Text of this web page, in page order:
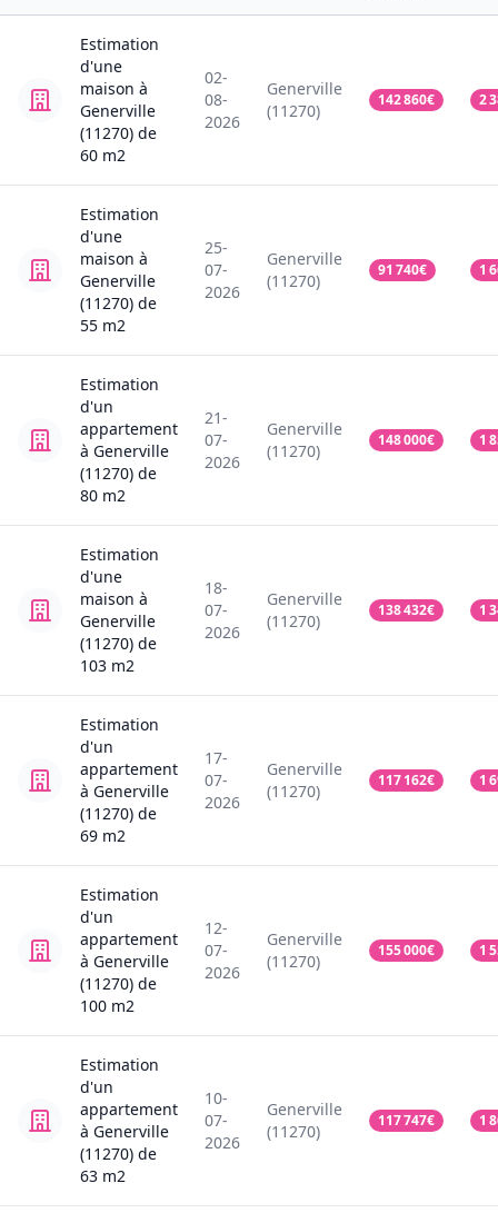
Estimation
d'une
maison à
Generville
(11270) de
60 m2
02-
08-
2026
Generville
(11270)
142 860€ 2
Estimation
d'une
maison à
Generville
(11270) de
55 m2
25-
07-
2026
Generville
(11270)
91 740€ 1
Estimation
d'un
appartement
à Generville
(11270) de
80 m2
21-
07-
2026
Generville
(11270)
148 000€ 1
Estimation
d'une
maison à
Generville
(11270) de
103 m2
18-
07-
2026
Generville
(11270)
138 432€ 1
Estimation
d'un
appartement
à Generville
(11270) de
69 m2
17-
07-
2026
Generville
(11270)
117 162€ 1
Estimation
d'un
appartement
à Generville
(11270) de
100 m2
12-
07-
2026
Generville
(11270)
155 000€ 1
Estimation
d'un
appartement
à Generville
(11270) de
63 m2
10-
07-
2026
Generville
(11270)
117 747€ 1